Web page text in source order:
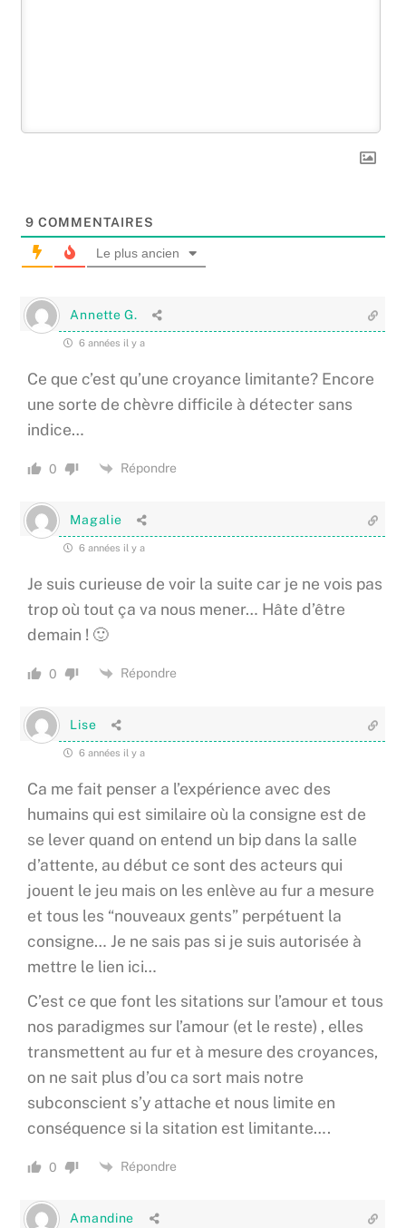
9 COMMENTAIRES
Le plus ancien
Annette G.
6 années il y a
Ce que c’est qu’une croyance limitante? Encore
une sorte de chèvre difficile à détecter sans
indice…
0 Répondre
Magalie
6 années il y a
Je suis curieuse de voir la suite car je ne vois pas
trop où tout ça va nous mener… Hâte d’être
demain ! 🙂
0 Répondre
Lise
6 années il y a
Ca me fait penser a l’expérience avec des
humains qui est similaire où la consigne est de
se lever quand on entend un bip dans la salle
d’attente, au début ce sont des acteurs qui
jouent le jeu mais on les enlève au fur a mesure
et tous les “nouveaux gents” perpétuent la
consigne… Je ne sais pas si je suis autorisée à
mettre le lien ici…
C’est ce que font les sitations sur l’amour et tous
nos paradigmes sur l’amour (et le reste) , elles
transmettent au fur et à mesure des croyances,
on ne sait plus d’ou ca sort mais notre
subconscient s’y attache et nous limite en
conséquence si la sitation est limitante….
0 Répondre
Amandine